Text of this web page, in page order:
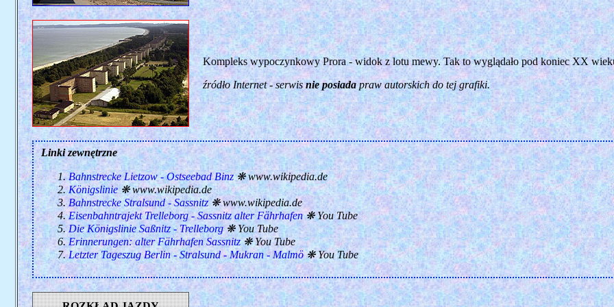
Kompleks wypoczynkowy Prora - widok z lotu mewy. Tak to wyglądało pod koniec XX
źródło Internet - serwisnie posiadapraw autorskich do tej grafiki.
Linki zewnętrzne
Bahnstrecke Lietzow - Ostseebad Binz❋ www.wikipedia.de
Königslinie❋ www.wikipedia.de
Bahnstrecke Stralsund - Sassnitz❋ www.wikipedia.de
Eisenbahntrajekt Trelleborg - Sassnitz alter Fährhafen❋ You Tube
Die Königslinie Saßnitz - Trelleborg❋ You Tube
Erinnerungen: alter Fährhafen Sassnitz❋ You Tube
Letzter Tageszug Berlin - Stralsund - Mukran - Malmö❋ You Tube